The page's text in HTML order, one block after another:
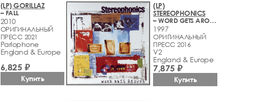
(LP) GORILLAZ
– FALL
2010
ОРИГИНАЛЬНЫЙ
ПРЕСС 2021
Parlophone
England & Europe
6,825 ₽
Купить
(LP)
STEREOPHONICS
– WORD GETS AROUND
1997
ОРИГИНАЛЬНЫЙ
ПРЕСС 2016
V2
England & Europe
7,875 ₽
Купить